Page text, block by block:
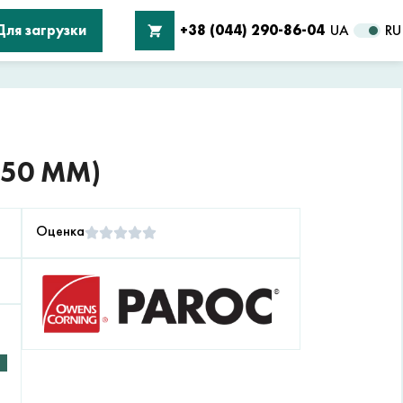
загрузки +38 (044) 290-86-04 UA RU
ММ)
Оценка